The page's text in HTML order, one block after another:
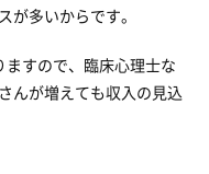
が多いからです。
ますので、臨床心理士な
んが増えても収入の見込